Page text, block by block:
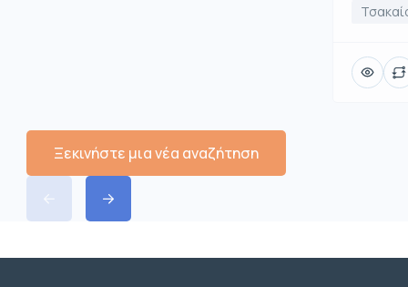
Ξεκινήστε μια νέα αναζήτηση